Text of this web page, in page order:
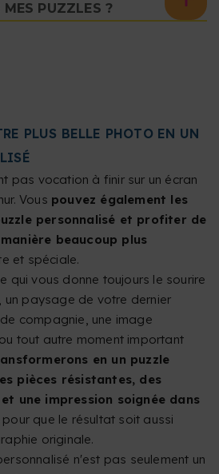
MES PUZZLES ?
PLUS BELLE PHOTO EN UN
pas vocation à finir sur un écran
Vous pouvez également les
personnalisé et profiter de
beaucoup plus
et spéciale.
qui vous donne toujours le sourire
un paysage de votre dernier
compagnie, une image
tout autre moment important
en un puzzle
pièces résistantes, des
une impression soignée dans
pour que le résultat soit aussi
originale.
n'est pas seulement un